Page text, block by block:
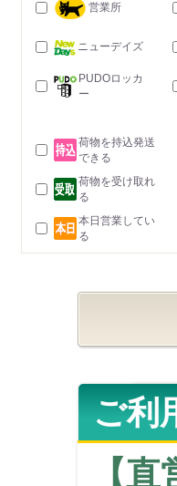
営業所
ニューデイズ
PUDOロッカ
ー
荷物を持込発送
できる
荷物を受け取れ
る
本日営業してい
る
ご利
【